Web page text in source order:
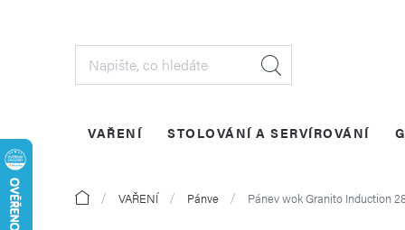
VAŘENÍ STOLOVÁNÍ A SERVÍROVÁNÍ
DomůVAŘENÍ Pánve Pánev wok Granito Induction